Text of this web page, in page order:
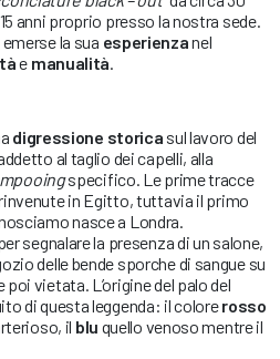
anni proprio presso la nostra sede.
la sua esperienzanel
e manualità
digressione storica sul lavoro del
al taglio dei capelli, alla
specifico. Le prime tracce
in Egitto, tuttavia il primo
nasce a Londra.
segnalare la presenza di un salone,
delle bende sporche di sangue su
vietata. L’origine del palo del
di questa leggenda: il colorerosso
il blu quello venoso mentre il